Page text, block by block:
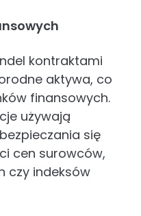
kontraktami
aktywa, co
finansowych.
używają
się
cen surowców,
czy indeksów